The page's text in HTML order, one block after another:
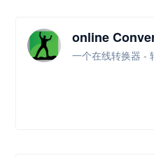
online
一个在线转换器 -